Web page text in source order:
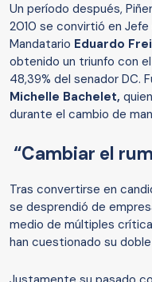
Un período después,
2010 se convirtió en
Mandatario Eduardo
obtenido un triunfo con
48,39% del senador DC.
Michelle Bachelet,
durante el cambio de
“Cambiar el
Tras convertirse en
se desprendió de
medio de múltiples
han cuestionado su